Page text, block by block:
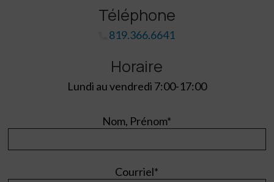
Téléphone
819.366.6641
Horaire
Lundi au vendredi 7:00-17:00
Nom, Prénom*
Courriel*